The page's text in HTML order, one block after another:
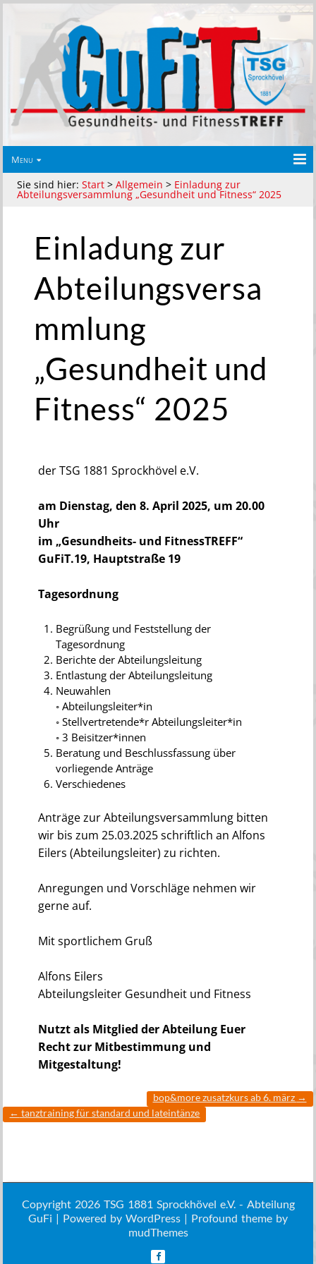
Menu
Sie sind hier:Start >Allgemein > Einladung zur
Abteilungsversammlung „Gesundheit und Fitness“ 2025
Einladung zur
Abteilungsversa
mmlung
„Gesundheit und
Fitness“ 2025
der TSG 1881 Sprockhövel e.V.
am Dienstag, den 8. April 2025, um 20.00
Uhr
im „Gesundheits- und FitnessTREFF“
GuFiT.19, Hauptstraße 19
Tagesordnung
Begrüßung und Feststellung der
Tagesordnung
Berichte der Abteilungsleitung
Entlastung der Abteilungsleitung
Neuwahlen
◦ Abteilungsleiter*in
◦ Stellvertretende*r Abteilungsleiter*in
◦ 3 Beisitzer*innen
Beratung und Beschlussfassung über
vorliegende Anträge
Verschiedenes
Anträge zur Abteilungsversammlung bitten
wir bis zum 25.03.2025 schriftlich an Alfons
Eilers (Abteilungsleiter) zu richten.
Anregungen und Vorschläge nehmen wir
gerne auf.
Mit sportlichem Gruß
Alfons Eilers
Abteilungsleiter Gesundheit und Fitness
Nutzt als Mitglied der Abteilung Euer
Recht zur Mitbestimmung und
Mitgestaltung!
bop&more zusatzkurs ab 6. märz →
← tanztraining für standard und lateintänze
Copyright 2026 TSG 1881 Sprockhövel e.V. - Abteilung
GuFi | Powered by WordPress | Profound theme by
mudThemes